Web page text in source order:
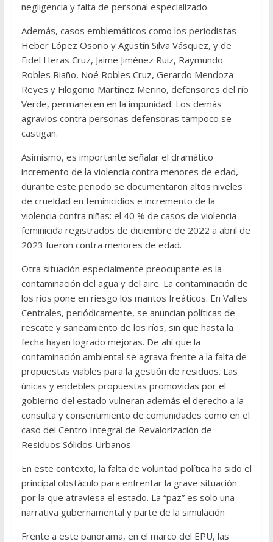
negligencia y falta de personal especializado.
Además, casos emblemáticos como los periodistas
Heber López Osorio y Agustín Silva Vásquez, y de
Fidel Heras Cruz, Jaime Jiménez Ruiz, Raymundo
Robles Riaño, Noé Robles Cruz, Gerardo Mendoza
Reyes y Filogonio Martínez Merino, defensores del río
Verde, permanecen en la impunidad. Los demás
agravios contra personas defensoras tampoco se
castigan.
Asimismo, es importante señalar el dramático
incremento de la violencia contra menores de edad,
durante este periodo se documentaron altos niveles
de crueldad en feminicidios e incremento de la
violencia contra niñas: el 40 % de casos de violencia
feminicida registrados de diciembre de 2022 a abril de
2023 fueron contra menores de edad.
Otra situación especialmente preocupante es la
contaminación del agua y del aire. La contaminación de
los ríos pone en riesgo los mantos freáticos. En Valles
Centrales, periódicamente, se anuncian políticas de
rescate y saneamiento de los ríos, sin que hasta la
fecha hayan logrado mejoras. De ahí que la
contaminación ambiental se agrava frente a la falta de
propuestas viables para la gestión de residuos. Las
únicas y endebles propuestas promovidas por el
gobierno del estado vulneran además el derecho a la
consulta y consentimiento de comunidades como en el
caso del Centro Integral de Revalorización de
Residuos Sólidos Urbanos
En este contexto, la falta de voluntad política ha sido el
principal obstáculo para enfrentar la grave situación
por la que atraviesa el estado. La “paz” es solo una
narrativa gubernamental y parte de la simulación
Frente a este panorama, en el marco del EPU, las